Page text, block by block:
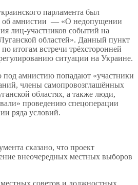
парламента был
об амнистии — «О недопущении
лиц-участников событий на
областей». Данный пункт
итогам встречи трёхсторонней
ситуации на Украине.
под амнистию попадают «участники
члены самопровозглашённых
областях, а также люди,
проведению спецоперации
ряда условий.
сказано, что проект
внеочередных местных выборов